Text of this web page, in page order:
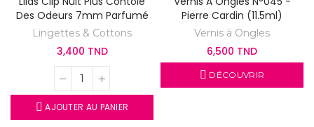
Des Odeurs 7mm Parfumé
Lingettes & Cottons
3,400 TND
AJOUTER AU PANIER
Pierre Cardin (11.5ml)
Vernis à Ongles
6,500 TND
DÉCOUVRIR